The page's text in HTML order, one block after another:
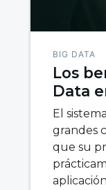
BIG DATA
Los
Data
El
grandes
que su